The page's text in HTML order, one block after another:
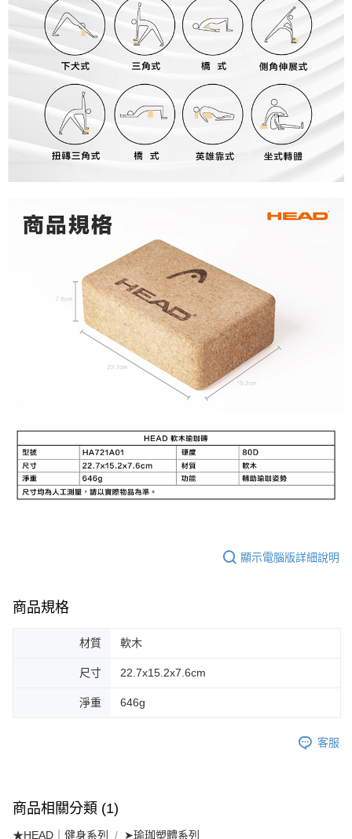
顯示電腦版詳細說明
商品規格
材質 軟木
尺寸 22.7x15.2x7.6cm
淨重 646g
客服
商品相關分類 (1)
★HEAD｜健身系列 ➤瑜珈塑體系列